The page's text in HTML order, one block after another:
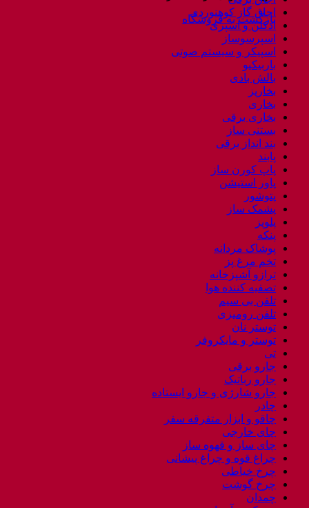
بازگشت به فروشگاه
اجاق گاز کوهنوردی
ادکلن و اسپری
اسپرسوساز
اسپیکر و سیستم صوتی
باربیکیو
بالش بادی
بخارپز
بخاری
بخاری برقی
بستنی ساز
بند انداز برقی
پابند
پاپ کورن ساز
پاور استیشن
پتوشور
پشمک ساز
پلوپز
پنکه
پوشاک مردانه
تخم مرغ پز
ترازو آشپزخانه
تصفیه کننده هوا
تلفن بی سیم
تلفن رومیزی
توستر نان
توستر و مایکروفر
تی
جارو برقی
جارو رباتیک
جارو شارژی و جارو ایستاده
چادر
چاقو و ابزار متفرقه سفر
چای خارجی
چای ساز و قهوه ساز
چراغ قوه و چراغ پیشانی
چرخ خیاطی
چرخ گوشت
چمدان